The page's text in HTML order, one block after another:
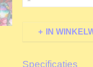
IN
Specificaties